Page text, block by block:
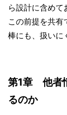
ら設計に含めて
この前提を共有
棒にも、扱いに
第1章 他者
るのか